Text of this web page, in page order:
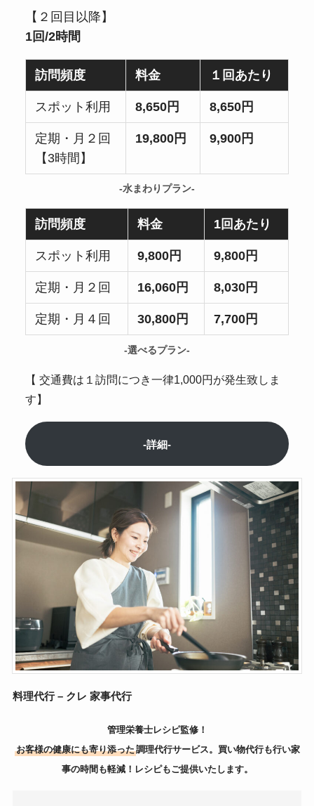
【２回目以降】
1回/2時間
訪問頻度 料金 １回あたり
スポット利用 8,650円 8,650円
定期・月２回
【3時間】
19,800円 9,900円
-水まわりプラン-
訪問頻度 料金 1回あたり
スポット利用 9,800円 9,800円
定期・月２回 16,060円 8,030円
定期・月４回 30,800円 7,700円
-選べるプラン-
【 交通費は１訪問につき一律1,000円が発生致しま
す】
-詳細-
料理代行 – クレ 家事代行
管理栄養士レシピ監修！
お客様の健康にも寄り添った調理代行サービス。買い物代行も行い家
事の時間も軽減！レシピもご提供いたします。